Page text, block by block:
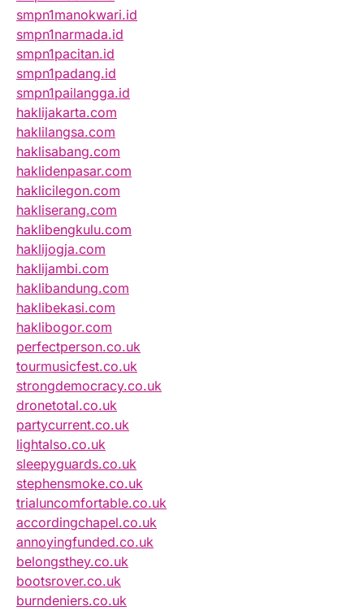
smpn1manokwari.id
smpn1narmada.id
smpn1pacitan.id
smpn1padang.id
smpn1pailangga.id
haklijakarta.com
haklilangsa.com
haklisabang.com
haklidenpasar.com
haklicilegon.com
hakliserang.com
haklibengkulu.com
haklijogja.com
haklijambi.com
haklibandung.com
haklibekasi.com
haklibogor.com
perfectperson.co.uk
tourmusicfest.co.uk
strongdemocracy.co.uk
dronetotal.co.uk
partycurrent.co.uk
lightalso.co.uk
sleepyguards.co.uk
stephensmoke.co.uk
trialuncomfortable.co.uk
accordingchapel.co.uk
annoyingfunded.co.uk
belongsthey.co.uk
bootsrover.co.uk
burndeniers.co.uk